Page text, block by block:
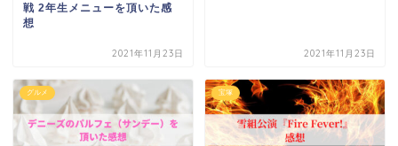
戦 2年生メニューを頂いた感
想
2021年11月23日 2021年11月23日
グルメ 宝塚